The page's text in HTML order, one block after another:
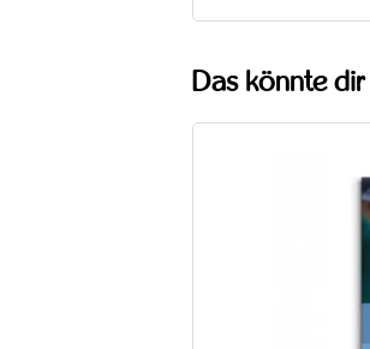
Das könnte